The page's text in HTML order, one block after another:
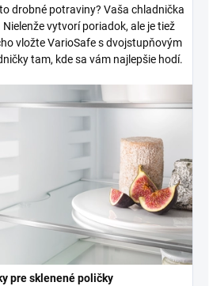
drobné potraviny? Vaša chladnička
vytvorí poriadok, ale je tiež
vložte VarioSafe s dvojstupňovým
tam, kde sa vám najlepšie hodí.
pre sklenené poličky